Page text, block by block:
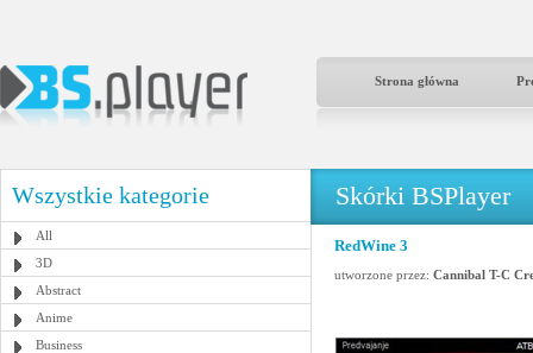
Strona główna
Wszystkie kategorie
All
3D
Abstract
Anime
Business
Skórki BSPlayer
RedWine 3
utworzone przez: Cannibal T-C